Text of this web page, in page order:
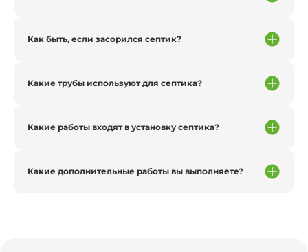
Как быть, если засорился септик?
Какие трубы используют для септика?
Какие работы входят в установку септика?
Какие дополнительные работы вы выполняете?